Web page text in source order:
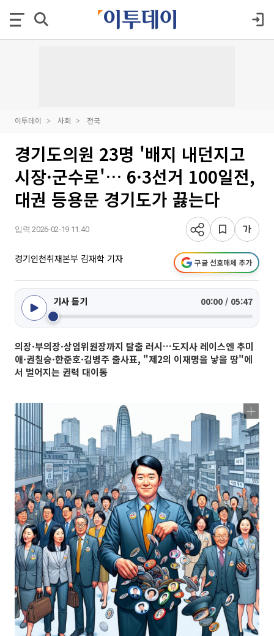
이투데이 사회 전국
경기도의원 23명 '배지 내던지고
시장·군수로'… 6·3선거 100일전,
대권 등용문 경기도가 끓는다
입력 2026-02-19 11:40
경기인천취재본부 김재학 기자 구글 선호매체 추가
기사 듣기 00:00 / 05:47
의장·부의장·상임위원장까지 탈출 러시…도지사 레이스엔 추미
애·권칠승·한준호·김병주 출사표, "제2의 이재명을 낳을 땅"에
서 벌어지는 권력 대이동